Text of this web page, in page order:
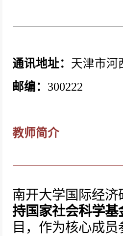
通讯地址： 天津市河
邮编： 300222
教师简介
南开大学国际经济
持国家社会科学基
目，作为核心成